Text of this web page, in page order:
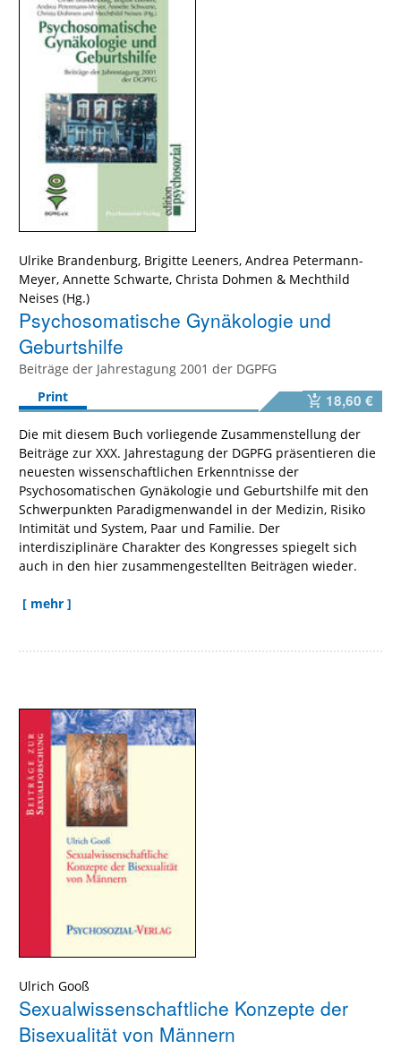
Ulrike Brandenburg, Brigitte Leeners, Andrea Petermann-
Meyer, Annette Schwarte, Christa Dohmen & Mechthild
Neises
Psychosomatische Gynäkologie und
Geburtshilfe
Beiträge der Jahrestagung 2001 der DGPFG
Print
18,60 €
Die mit diesem Buch vorliegende Zusammenstellung der
Beiträge zur XXX. Jahrestagung der DGPFG präsentieren die
neuesten wissenschaftlichen Erkenntnisse der
Psychosomatischen Gynäkologie und Geburtshilfe mit den
Schwerpunkten Paradigmenwandel in der Medizin, Risiko
Intimität und System, Paar und Familie. Der
interdisziplinäre Charakter des Kongresses spiegelt sich
auch in den hier zusammengestellten Beiträgen wieder.
[ mehr ]
Ulrich Gooß
Sexualwissenschaftliche Konzepte der
Bisexualität von Männern